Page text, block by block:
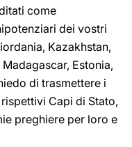
come
dei vostri
Kazakhstan,
Estonia,
di trasmettere i
Capi di Stato,
preghiere per loro e